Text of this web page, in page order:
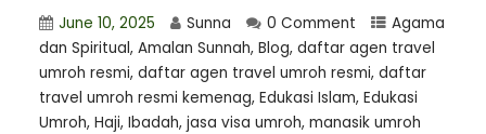
June 10, 2025 Sunna 0 Comment
Agama
dan Spiritual, Amalan Sunnah, Blog, ⁠daftar agen travel
umroh resmi, daftar agen travel umroh resmi, daftar
travel umroh resmi kemenag, Edukasi Islam, Edukasi
Umroh, Haji, Ibadah, jasa visa umroh, manasik umroh